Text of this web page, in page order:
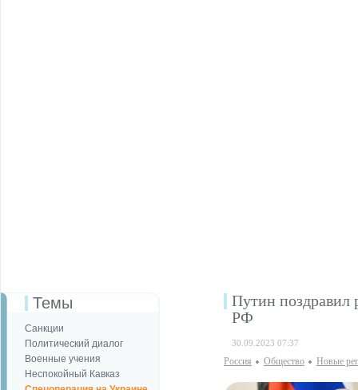
Темы
Санкции
Политический диалог
Военные учения
Неспокойный Кавказ
Путин поздравил
РФ
30.09.2023 07:37
Россия Общество Новые